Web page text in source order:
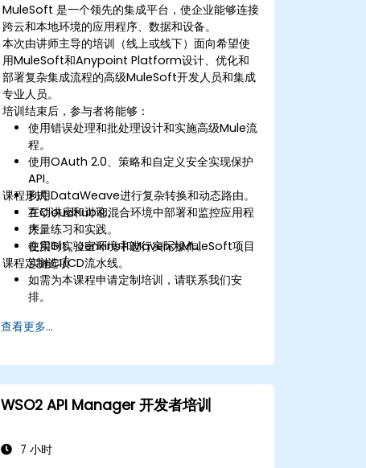
MuleSoft 是一个领先的集成平台，使企业能够连接
跨云和本地环境的应用程序、数据和设备。
本次由讲师主导的培训（线上或线下）面向希望使
用MuleSoft和Anypoint Platform设计、优化和
部署复杂集成流程的高级MuleSoft开发人员和集成
专业人员。
培训结束后，参与者将能够：
使用错误处理和批处理设计和实施高级Mule流
程。
使用OAuth 2.0、策略和自定义安全实现保护
API。
利用DataWeave进行复杂转换和动态路由。
在CloudHub和混合环境中部署和监控应用程
序。
使用Git、Jenkins和Maven为MuleSoft项目
实施CI/CD流水线。
课程形式
互动讲座和讨论。
大量练习和实践。
在实时实验室环境中进行实际操作。
课程定制选项
如需为本课程申请定制培训，请联系我们安
排。
查看更多...
WSO2 API Manager 开发者培训
7 小时